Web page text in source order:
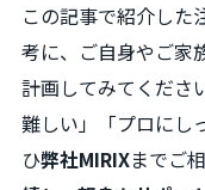
この記事で紹介した
考に、ご自身やご家
計画してみてくださ
難しい」「プロにし
ひ弊社MIRIXまでご